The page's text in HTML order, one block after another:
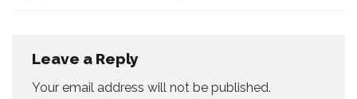
Leave a Reply
Your email address will not be published.